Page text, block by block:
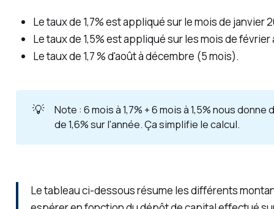
Le taux de 1,7% est appliqué sur le mois de janvier
Le taux de 1,5% est appliqué sur les mois de
Le taux de 1,7 % d'août à décembre (5 mois).
💡
Note : 6 mois à 1,7% + 6 mois à 1,5% nous
de 1,6% sur l'année. Ça simplifie le calcul.
Le tableau ci-dessous résume les différents